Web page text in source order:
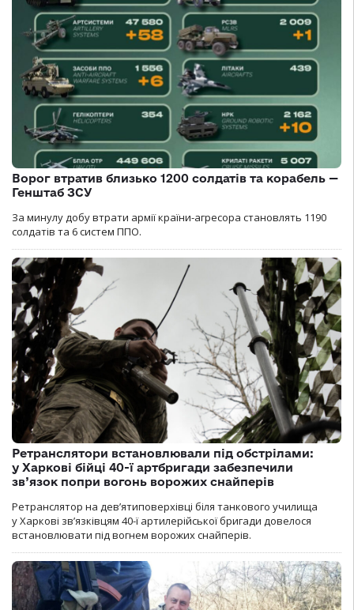
Ворог втратив близько 1200 солдатів та корабель —
Генштаб ЗСУ
За минулу добу втрати армії країни-агресора становлять 1190
солдатів та 6 систем ППО.
Ретранслятори встановлювали під обстрілами:
у Харкові бійці 40-ї артбригади забезпечили
зв’язок попри вогонь ворожих снайперів
Ретранслятор на дев’ятиповерхівці біля танкового училища
у Харкові зв’язківцям 40-ї артилерійської бригади довелося
встановлювати під вогнем ворожих снайперів.